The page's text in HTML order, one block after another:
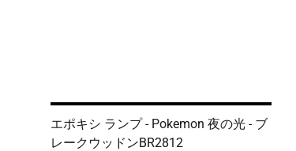
エポキシ ランプ - Pokemon 夜の光 - ブ
レークウッドンBR2812